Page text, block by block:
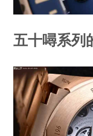
五十噚系列